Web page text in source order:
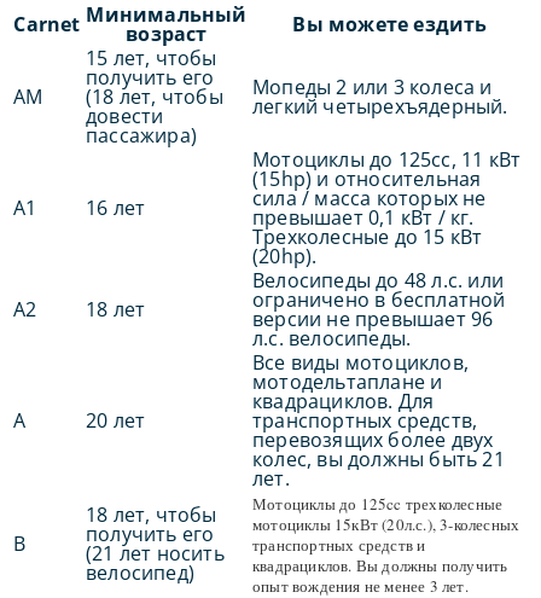
Carnet Минимальный
возраст Вы можете ездить
AM
15 лет, чтобы
получить его
(18 лет, чтобы
довести
пассажира)
Мопеды 2 или 3 колеса и
легкий четырехъядерный.
A1 16 лет
Мотоциклы до 125cc, 11 кВт
(15hp) и относительная
сила / масса которых не
превышает 0,1 кВт / кг.
Трехколесные до 15 кВт
(20hp).
A2
18 лет
Велосипеды до 48 л.с. или
ограничено в бесплатной
версии не превышает 96
л.с. велосипеды.
A 20 лет
Все виды мотоциклов,
мотодельтаплане и
квадрациклов. Для
транспортных средств,
перевозящих более двух
колес, вы должны быть 21
лет.
B
18 лет, чтобы
получить его
(21 лет носить
велосипед)
Мотоциклы до 125cc трехколесные
мотоциклы 15кВт (20л.с.), 3-колесных
транспортных средств и
квадрациклов. Вы должны получить
опыт вождения не менее 3 лет.